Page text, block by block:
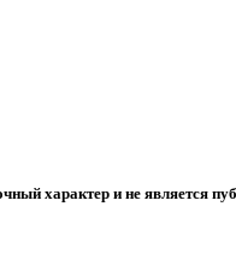
характер и не является